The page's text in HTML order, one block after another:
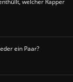
welcher Rapper
ein Paar?